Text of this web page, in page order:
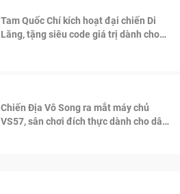
Tam Quốc Chí kích hoạt đại chiến Di
Lăng, tặng siêu code giá trị dành cho
Chiến Địa Vô Song ra mắt máy chủ
VS57, sân chơi đích thực dành cho dân